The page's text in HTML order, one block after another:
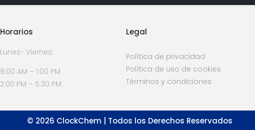
Horarios
Lunes- Viernes:
8:00 AM – 1:00 PM
2:00 PM – 5:30 PM
Legal
Política de privacidad
Política de uso de cookies
Términos y condiciones
© 2026 ClockChem | Todos los Derechos Reservados